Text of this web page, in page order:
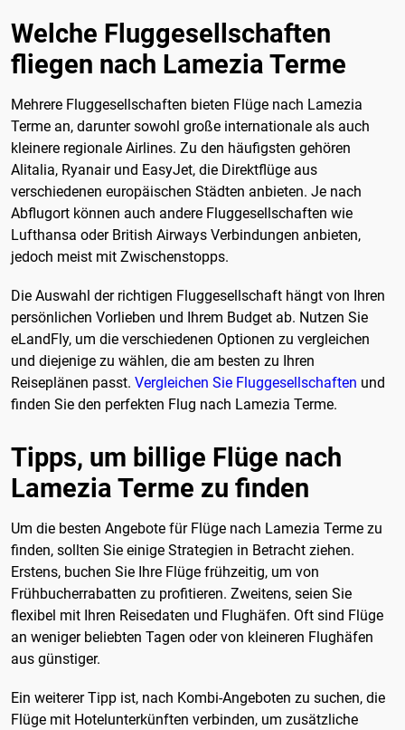
Welche Fluggesellschaften
fliegen nach Lamezia Terme
Mehrere Fluggesellschaften bieten Flüge nach Lamezia
Terme an, darunter sowohl große internationale als auch
kleinere regionale Airlines. Zu den häufigsten gehören
Alitalia, Ryanair und EasyJet, die Direktflüge aus
verschiedenen europäischen Städten anbieten. Je nach
Abflugort können auch andere Fluggesellschaften wie
Lufthansa oder British Airways Verbindungen anbieten,
jedoch meist mit Zwischenstopps.
Die Auswahl der richtigen Fluggesellschaft hängt von Ihren
persönlichen Vorlieben und Ihrem Budget ab. Nutzen Sie
eLandFly, um die verschiedenen Optionen zu vergleichen
und diejenige zu wählen, die am besten zu Ihren
Reiseplänen passt. Vergleichen Sie Fluggesellschaften und
finden Sie den perfekten Flug nach Lamezia Terme.
Tipps, um billige Flüge nach
Lamezia Terme zu finden
Um die besten Angebote für Flüge nach Lamezia Terme zu
finden, sollten Sie einige Strategien in Betracht ziehen.
Erstens, buchen Sie Ihre Flüge frühzeitig, um von
Frühbucherrabatten zu profitieren. Zweitens, seien Sie
flexibel mit Ihren Reisedaten und Flughäfen. Oft sind Flüge
an weniger beliebten Tagen oder von kleineren Flughäfen
aus günstiger.
Ein weiterer Tipp ist, nach Kombi-Angeboten zu suchen, die
Flüge mit Hotelunterkünften verbinden, um zusätzliche